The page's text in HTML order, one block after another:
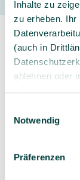
Inhalte zu
zu erheben. Ihr
(auch in
ablehnen oder
Notwendig
Präferenzen